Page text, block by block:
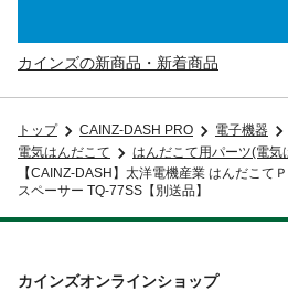
カインズの新商品・新着商品
トップ CAINZ-DASH PRO 電子機器
電気はんだこて
はんだこて用パーツ(電気
【CAINZ-DASH】太洋電機産業 はんだこて
スペーサー TQ-77SS【別送品】
カインズオンラインショップ